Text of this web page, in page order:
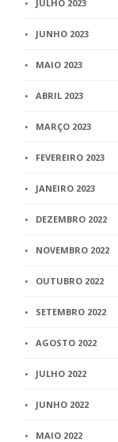
JULHO 2023
JUNHO 2023
MAIO 2023
ABRIL 2023
MARÇO 2023
FEVEREIRO 2023
JANEIRO 2023
DEZEMBRO 2022
NOVEMBRO 2022
OUTUBRO 2022
SETEMBRO 2022
AGOSTO 2022
JULHO 2022
JUNHO 2022
MAIO 2022